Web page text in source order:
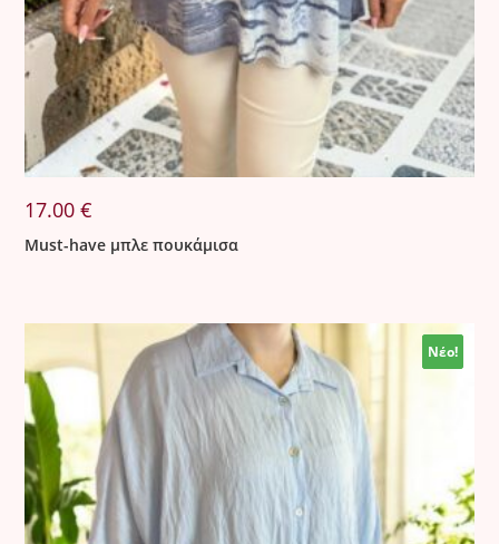
17.00€
Must-have μπλε πουκάμισα
Νέο!
Νέο!